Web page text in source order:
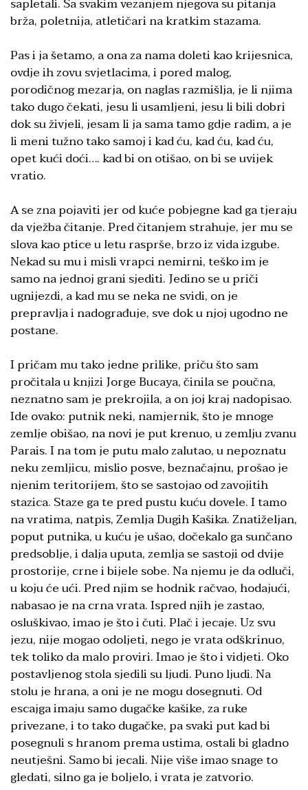
brža, poletnija, atletičari na kratkim stazama.
Pas i ja šetamo, a ona za nama doleti kao krijesnica,
ovdje ih zovu svjetlacima, i pored malog,
porodičnog mezarja, on naglas razmišlja, je li njima
tako dugo čekati, jesu li usamljeni, jesu li bili dobri
dok su živjeli, jesam li ja sama tamo gdje radim, a je
li meni tužno tako samoj i kad ću, kad ću, kad ću,
opet kući doći…. kad bi on otišao, on bi se uvijek
vratio.
A se zna pojaviti jer od kuće pobjegne kad ga tjeraju
da vježba čitanje. Pred čitanjem strahuje, jer mu se
slova kao ptice u letu rasprše, brzo iz vida izgube.
Nekad su mu i misli vrapci nemirni, teško im je
samo na jednoj grani sjediti. Jedino se u priči
ugnijezdi, a kad mu se neka ne svidi, on je
prepravlja i nadograđuje, sve dok u njoj ugodno ne
postane.
I pričam mu tako jedne prilike, priču što sam
pročitala u knjizi Jorge Bucaya, činila se poučna,
neznatno sam je prekrojila, a on joj kraj nadopisao.
Ide ovako: putnik neki, namjernik, što je mnoge
zemlje obišao, na novi je put krenuo, u zemlju zvanu
Parais. I na tom je putu malo zalutao, u nepoznatu
neku zemljicu, mislio posve, beznačajnu, prošao je
njenim teritorijem, što se sastojao od zavojitih
stazica. Staze ga te pred pustu kuću dovele. I tamo
na vratima, natpis, Zemlja Dugih Kašika. Znatiželjan,
poput putnika, u kuću je ušao, dočekalo ga sunčano
predsoblje, i dalja uputa, zemlja se sastoji od dvije
prostorije, crne i bijele sobe. Na njemu je da odluči,
u koju će ući. Pred njim se hodnik račvao, hodajući,
nabasao je na crna vrata. Ispred njih je zastao,
osluškivao, imao je što i čuti. Plač i jecaje. Uz svu
jezu, nije mogao odoljeti, nego je vrata odškrinuo,
tek toliko da malo proviri. Imao je što i vidjeti. Oko
postavljenog stola sjedili su ljudi. Puno ljudi. Na
stolu je hrana, a oni je ne mogu dosegnuti. Od
escajga imaju samo dugačke kašike, za ruke
privezane, i to tako dugačke, pa svaki put kad bi
posegnuli s hranom prema ustima, ostali bi gladno
neutješni. Samo bi jecali. Nije više imao snage to
gledati, silno ga je boljelo, i vrata je zatvorio.